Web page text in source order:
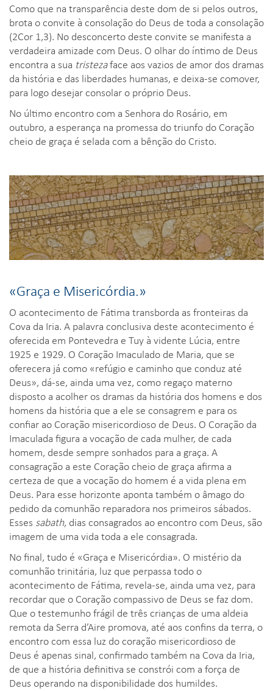
Como que na transparência deste dom de si pelos outros,
brota o convite à consolação do Deus de toda a consolação
(2Cor 1,3). No desconcerto deste convite se manifesta a
verdadeira amizade com Deus. O olhar do íntimo de Deus
encontra a sua tristezaface aos vazios de amor dos dramas
da história e das liberdades humanas, e deixa-se comover,
para logo desejar consolar o próprio Deus.
No último encontro com a Senhora do Rosário, em
outubro, a esperança na promessa do triunfo do Coração
cheio de graça é selada com a bênção do Cristo.
«Graça e Misericórdia.»
O acontecimento de Fátima transborda as fronteiras da
Cova da Iria. A palavra conclusiva deste acontecimento é
oferecida em Pontevedra e Tuy à vidente Lúcia, entre
1925 e 1929. O Coração Imaculado de Maria, que se
oferecera já como «refúgio e caminho que conduz até
Deus», dá-se, ainda uma vez, como regaço materno
disposto a acolher os dramas da história dos homens e dos
homens da história que a ele se consagrem e para os
confiar ao Coração misericordioso de Deus. O Coração da
Imaculada figura a vocação de cada mulher, de cada
homem, desde sempre sonhados para a graça. A
consagração a este Coração cheio de graça afirma a
certeza de que a vocação do homem é a vida plena em
Deus. Para esse horizonte aponta também o âmago do
pedido da comunhão reparadora nos primeiros sábados.
Esses sabath, dias consagrados ao encontro com Deus, são
imagem de uma vida toda a ele consagrada.
No final, tudo é «Graça e Misericórdia». O mistério da
comunhão trinitária, luz que perpassa todo o
acontecimento de Fátima, revela-se, ainda uma vez, para
recordar que o Coração compassivo de Deus se faz dom.
Que o testemunho frágil de três crianças de uma aldeia
remota da Serra d’Aire promova, até aos confins da terra, o
encontro com essa luz do coração misericordioso de
Deus é apenas sinal, confirmado também na Cova da Iria,
de que a história definitiva se constrói com a força de
Deus operando na disponibilidade dos humildes.